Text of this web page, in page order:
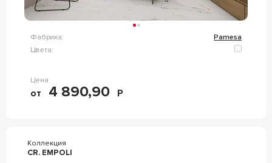
Фабрика:
Pamesa
Цвета:
Цена
от 4 890,90 Р
Коллекция
CR. EMPOLI